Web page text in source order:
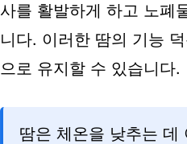
사를 활발하게 하고 노폐
니다. 이러한 땀의 기능
으로 유지할 수 있습니다.
땀은 체온을 낮추는 데